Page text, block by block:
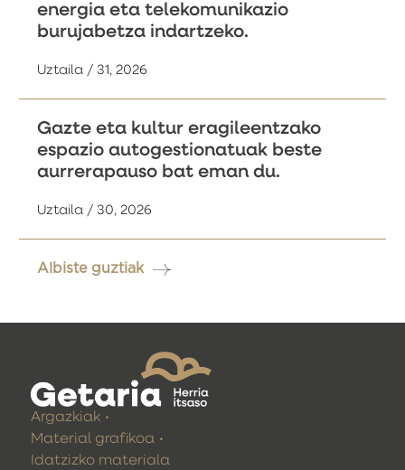
energia eta telekomunikazio
burujabetza indartzeko.
Uztaila / 31, 2026
Gazte eta kultur eragileentzako
espazio autogestionatuak beste
aurrerapauso bat eman du.
Uztaila / 30, 2026
Albiste guztiak
Argazkiak
Material grafikoa
Idatzizko materiala